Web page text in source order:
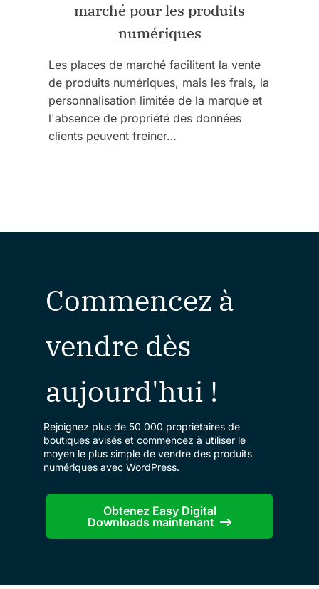
marché pour les produits
numériques
Les places de marché facilitent la vente
de produits numériques, mais les frais, la
personnalisation limitée de la marque et
l'absence de propriété des données
clients peuvent freiner…
Commencez à
vendre dès
aujourd'hui !
Rejoignez plus de 50 000 propriétaires de
boutiques avisés et commencez à utiliser le
moyen le plus simple de vendre des produits
numériques avec WordPress.
Obtenez Easy Digital
Downloads maintenant